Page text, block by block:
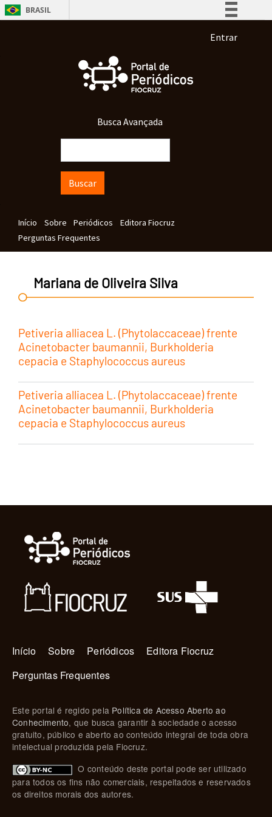
Pular para o conteúdo principal
BRASIL
Participe
Acesso à informação
Menu de
Entrar
Busca Avançada
Navegação principal
Início Sobre Periódicos
Editora Fiocruz
Perguntas Frequentes
Mariana de Oliveira Silva
Petiveria alliacea L. (Phytolaccaceae) frente
Acinetobacter baumannii, Burkholderia
cepacia e Staphylococcus aureus
Petiveria alliacea L. (Phytolaccaceae) frente
Acinetobacter baumannii, Burkholderia
cepacia e Staphylococcus aureus
Navegação principal
Início Sobre Periódicos
Editora Fiocruz
Perguntas Frequentes
Este portal é regido pela Política de Acesso Aberto ao
Conhecimento, que busca garantir à sociedade o acesso
gratuito, público e aberto ao conteúdo integral de toda obra
intelectual produzida pela Fiocruz.
O conteúdo deste portal pode ser utilizado
para todos os fins não comerciais, respeitados e reservados
os direitos morais dos autores.